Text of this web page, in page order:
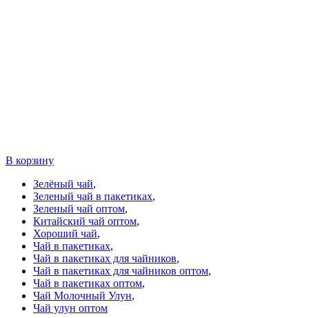
В корзину
Зелёный чай,
Зеленый чай в пакетиках,
Зеленый чай оптом,
Китайский чай оптом,
Хороший чай,
Чай в пакетиках,
Чай в пакетиках для чайников,
Чай в пакетиках для чайников оптом,
Чай в пакетиках оптом,
Чай Молочный Улун,
Чай улун оптом